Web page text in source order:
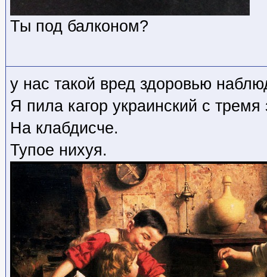
Ты под балконом?
у нас такой вред здоровью
Я пила кагор украинский с
На клабдисче.
Тупое нихуя.